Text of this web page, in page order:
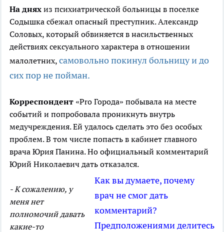
На днях из психиатрической больницы в поселке
Содышка сбежал опасный преступник. Александр
Соловых, который обвиняется в насильственных
действиях сексуального характера в отношении
малолетних, самовольно покинул больницу и до
сих пор не пойман.
Корреспондент «Pro Города» побывала на месте
событий и попробовала проникнуть внутрь
медучреждения. Ей удалось сделать это без особых
проблем. В том числе попасть в кабинет главного
врача Юрия Панина. Но официальный комментарий
Юрий Николаевич дать отказался.
Как вы думаете, почему
врач не смог дать
комментарий?
Предположениями делитесь
- К сожалению, у
меня нет
полномочий давать
какие-то